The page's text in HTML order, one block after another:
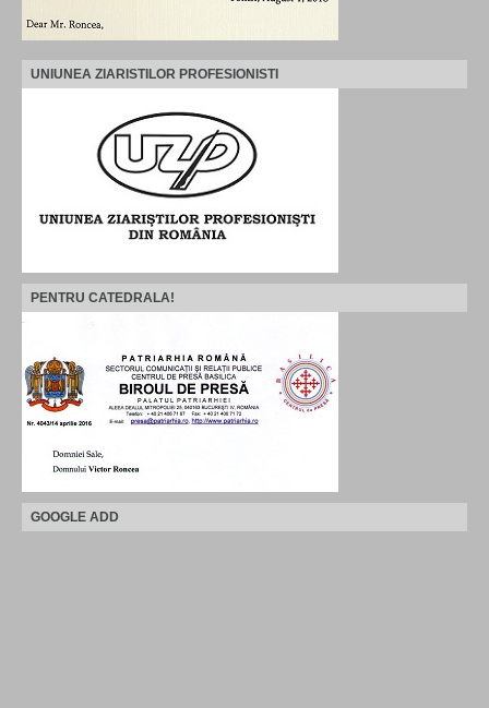
UNIUNEA ZIARISTILOR PROFESIONISTI
PENTRU CATEDRALA!
GOOGLE ADD